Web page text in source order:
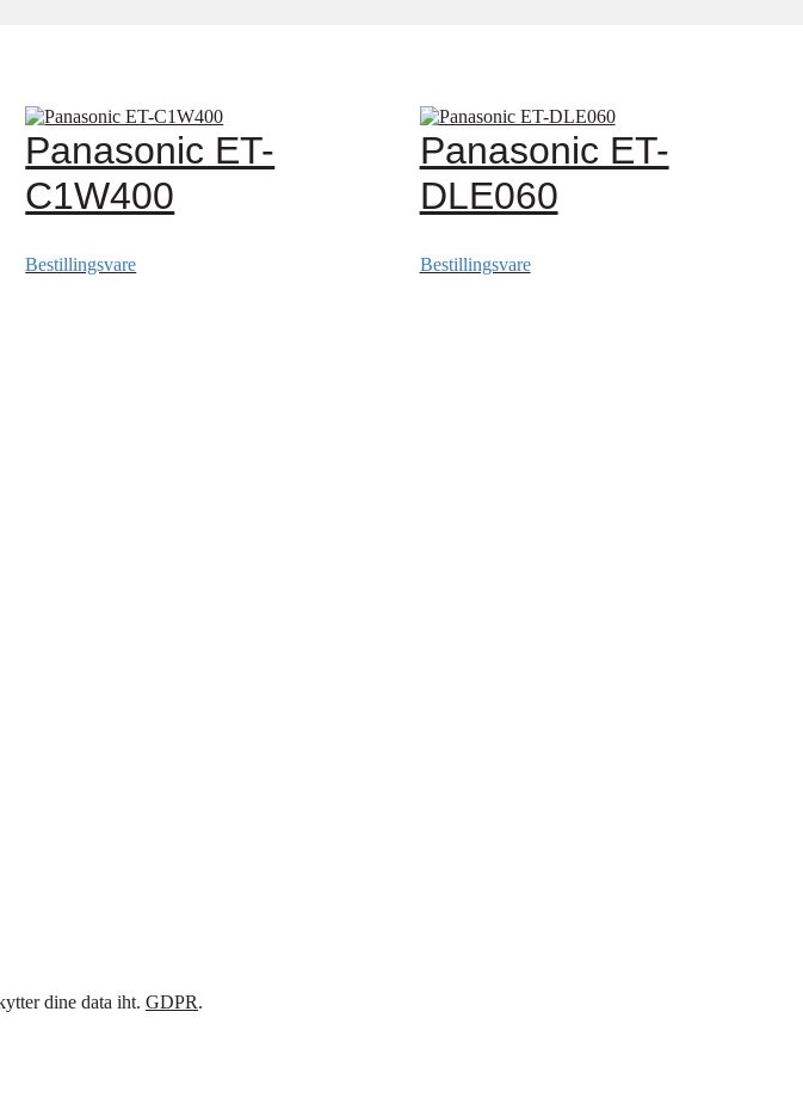
Panasonic ET-
C1W400
Bestillingsvare
Panasonic ET-
DLE060
Bestillingsvare
dine data iht. GDPR.